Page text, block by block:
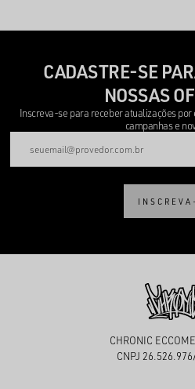
CADASTRE-SE
NOSSAS
Inscreva-se para receber atualizações
campanhas e
CHRONIC
CNPJ